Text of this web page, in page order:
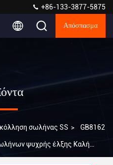
+86-133-3877-5875
Απόσπασμα
σωλήνας SS > GB8162
ψυχρής έλξης Καλή